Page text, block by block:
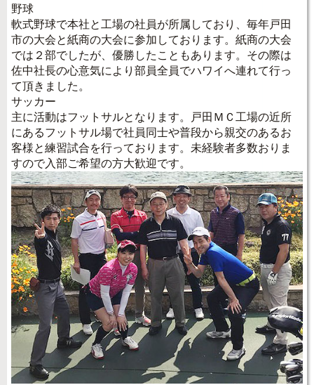
野球
軟式野球で本社と工場の社員が所属しており、毎年戸田
市の大会と紙商の大会に参加しております。紙商の大会
では２部でしたが、優勝したこともあります。その際は
佐中社長の心意気により部員全員でハワイへ連れて行っ
て頂きました。
サッカー
主に活動はフットサルとなります。戸田ＭＣ工場の近所
にあるフットサル場で社員同士や普段から親交のあるお
客様と練習試合を行っております。未経験者多数おりま
すので入部ご希望の方大歓迎です。